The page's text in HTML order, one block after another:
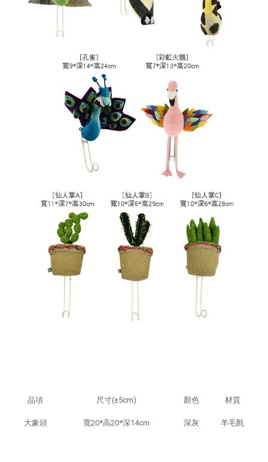
品項 尺寸(±5cm) 顏色 材質
大象頭 寬20*高20*深14cm 深灰 羊毛氈